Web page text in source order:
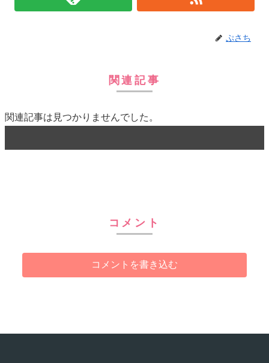
ぷさち
関連記事
関連記事は見つかりませんでした。
コメント
コメントを書き込む